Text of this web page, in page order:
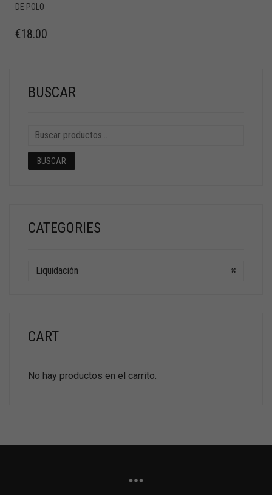
DE POLO
€18.00
BUSCAR
BUSCAR
CATEGORIES
×
Liquidación
CART
No hay productos en el carrito.